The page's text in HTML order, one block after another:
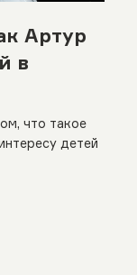
Артур
в
что такое
детей